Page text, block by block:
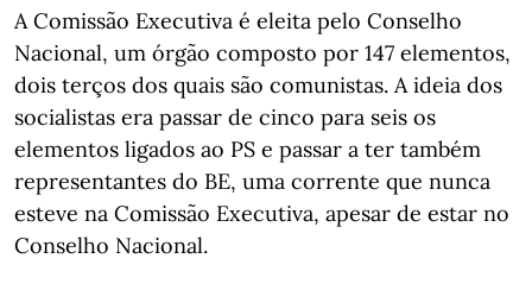
A Comissão Executiva é eleita pelo Conselho
Nacional, um órgão composto por 147 elementos,
dois terços dos quais são comunistas. A ideia dos
socialistas era passar de cinco para seis os
elementos ligados ao PS e passar a ter também
representantes do BE, uma corrente que nunca
esteve na Comissão Executiva, apesar de estar no
Conselho Nacional.